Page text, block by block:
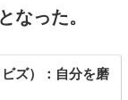
なった。
ズ）：自分を磨